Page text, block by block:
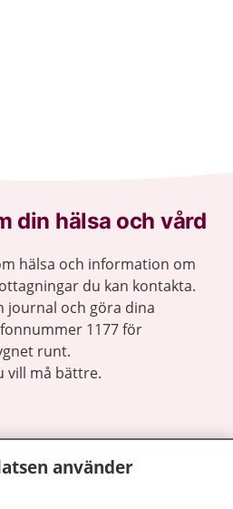
din hälsa och vård
hälsa och information om
du kan kontakta.
journal och göra dina
1177 för
runt.
vill må bättre.
använder